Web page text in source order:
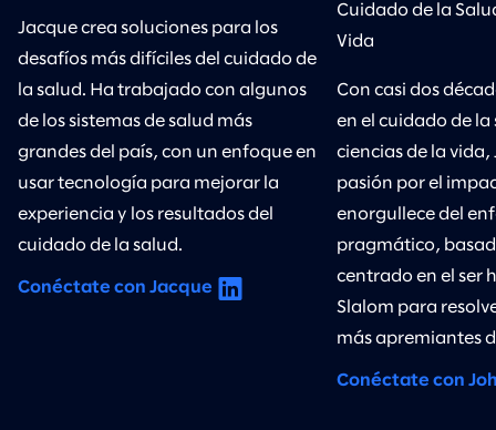
Jacque crea soluciones para los
desafíos más difíciles del cuidado de
la salud. Ha trabajado con algunos
de los sistemas de salud más
grandes del país, con un enfoque en
usar tecnología para mejorar la
experiencia y los resultados del
cuidado de la salud.
Conéctate con Jacque
Cuidado de la
Vida
Con casi dos
en el cuidado de la
ciencias de la
pasión por el
enorgullece del
pragmático,
centrado en el ser
Slalom para
más apremiantes
Conéctate con